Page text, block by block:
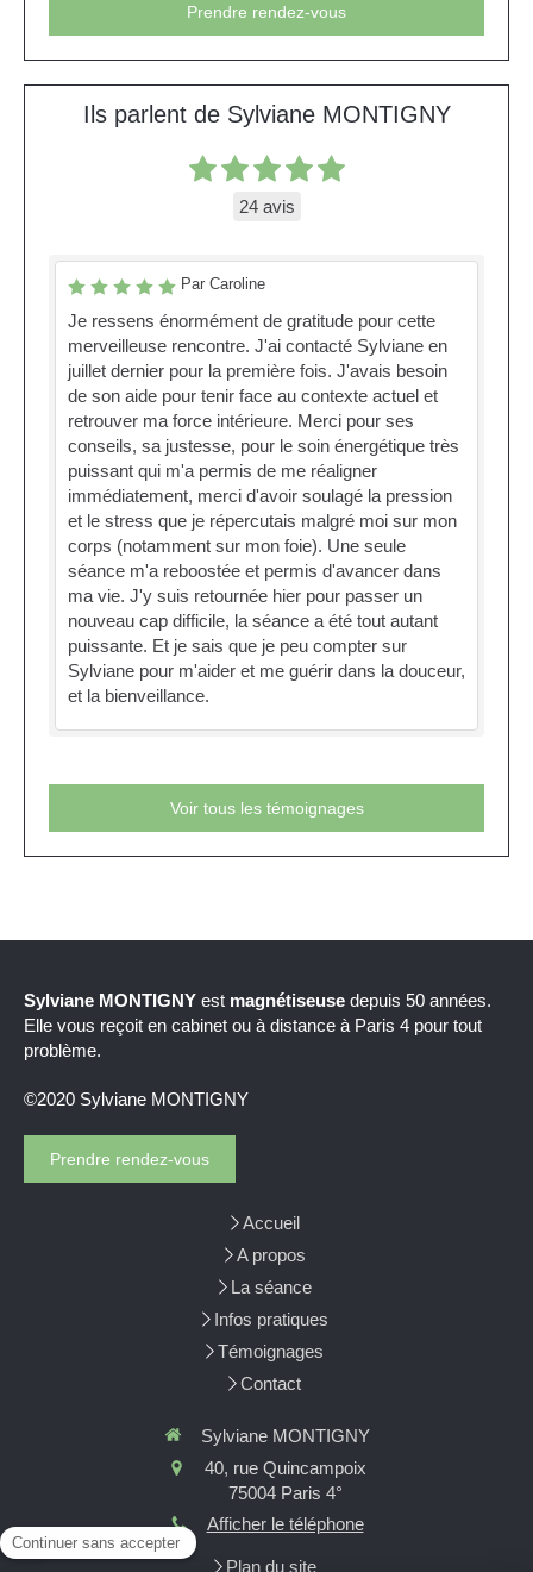
Prendre rendez-vous
Ils parlent de Sylviane MONTIGNY
24 avis
Par Caroline
Je ressens énormément de gratitude pour cette
merveilleuse rencontre. J'ai contacté Sylviane en
juillet dernier pour la première fois. J'avais besoin
de son aide pour tenir face au contexte actuel et
retrouver ma force intérieure. Merci pour ses
conseils, sa justesse, pour le soin énergétique très
puissant qui m'a permis de me réaligner
immédiatement, merci d'avoir soulagé la pression
et le stress que je répercutais malgré moi sur mon
corps (notamment sur mon foie). Une seule
séance m'a reboostée et permis d'avancer dans
ma vie. J'y suis retournée hier pour passer un
nouveau cap difficile, la séance a été tout autant
puissante. Et je sais que je peu compter sur
Sylviane pour m'aider et me guérir dans la douceur,
et la bienveillance.
Voir tous les témoignages
Sylviane MONTIGNY est magnétiseuse depuis 50 années.
Elle vous reçoit en cabinet ou à distance à Paris 4 pour tout
problème.
©2020 Sylviane MONTIGNY
Prendre rendez-vous
Accueil
A propos
La séance
Infos pratiques
Témoignages
Contact
Sylviane MONTIGNY
40, rue Quincampoix
75004 Paris 4°
Afficher le téléphone
Plan du site